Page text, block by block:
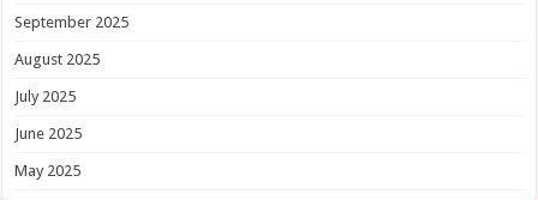
September 2025
August 2025
July 2025
June 2025
May 2025